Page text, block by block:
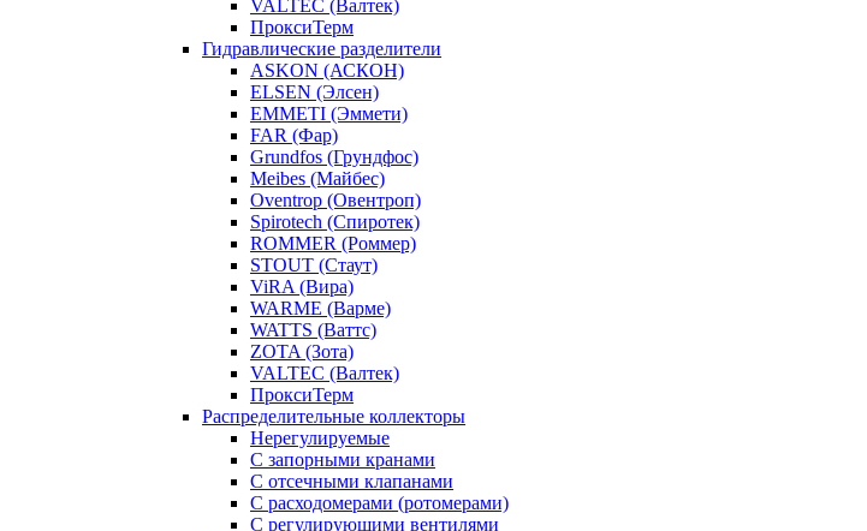
VALTEC (Валтек)
ПроксиТерм
Гидравлические разделители
ASKON (АСКОН)
ELSEN (Элсен)
EMMETI (Эммети)
FAR (Фар)
Grundfos (Грундфос)
Meibes (Майбес)
Oventrop (Овентроп)
Spirotech (Спиротек)
ROMMER (Роммер)
STOUT (Стаут)
ViRA (Вира)
WARME (Варме)
WATTS (Ваттс)
ZOTA (Зота)
VALTEC (Валтек)
ПроксиТерм
Распределительные коллекторы
Нерегулируемые
С запорными кранами
С отсечными клапанами
С расходомерами (ротомерами)
С регулирующими вентилями